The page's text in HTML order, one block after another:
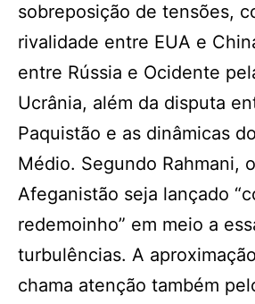
sobreposição de tensões,
rivalidade entre EUA e
entre Rússia e Ocidente
Ucrânia, além da disputa
Paquistão e as dinâmicas
Médio. Segundo Rahmani,
Afeganistão seja lançado
redemoinho” em meio a
turbulências. A
chama atenção também